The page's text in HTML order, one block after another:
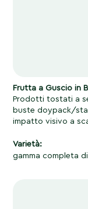
Frutta a Guscio in
Prodotti tostati a
buste doypack/
impatto visivo a
Varietà:
gamma completa